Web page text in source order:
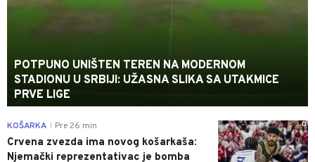
POTPUNO UNIŠTEN TEREN NA MODERNOM
STADIONU U SRBIJI: UŽASNA SLIKA SA UTAKMICE
PRVE LIGE
0
KOŠARKA Pre 26 min
Crvena zvezda ima novog košarkaša:
Njemački reprezentativac je bomba